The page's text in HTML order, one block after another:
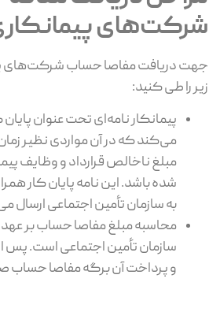
شرکت‌های
جهت دریافت مفاصا حساب شرکت‌های
زیر را طی کنید:
پیمانکار نامه‌ای تحت عنوان پایان
می‌کند که در آن مواردی نظیر زمان
مبلغ ناخالص قرارداد و وظایف
شده باشد. این نامه پایان کار
به سازمان تأمین اجتماعی ارسال
محاسبه مبلغ مفاصا حساب بر
سازمان تأمین اجتماعی است. پس
و پرداخت آن برگه مفاصا حساب